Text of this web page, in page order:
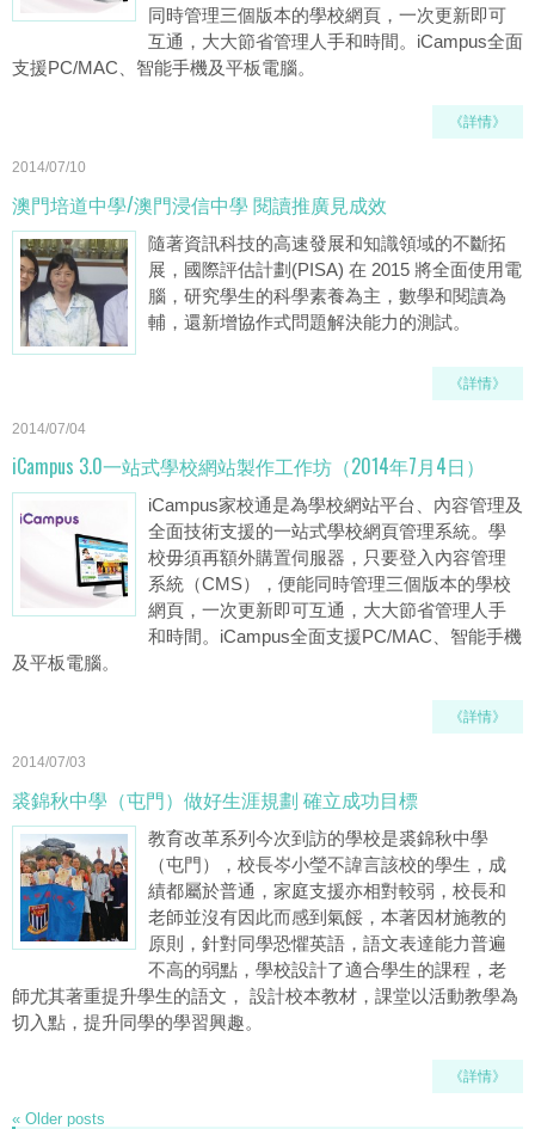
同時管理三個版本的學校網頁，一次更新即可
互通，大大節省管理人手和時間。iCampus全面
支援PC/MAC、智能手機及平板電腦。
《詳情》
2014/07/10
澳門培道中學/澳門浸信中學 閱讀推廣見成效
隨著資訊科技的高速發展和知識領域的不斷拓
展，國際評估計劃(PISA) 在 2015 將全面使用電
腦，研究學生的科學素養為主，數學和閱讀為
輔，還新增協作式問題解決能力的測試。
《詳情》
2014/07/04
iCampus 3.0一站式學校網站製作工作坊（2014年7月4日）
iCampus家校通是為學校網站平台、內容管理及
全面技術支援的一站式學校網頁管理系統。學
校毋須再額外購置伺服器，只要登入內容管理
系統（CMS），便能同時管理三個版本的學校
網頁，一次更新即可互通，大大節省管理人手
和時間。iCampus全面支援PC/MAC、智能手機
及平板電腦。
《詳情》
2014/07/03
裘錦秋中學（屯門）做好生涯規劃 確立成功目標
教育改革系列今次到訪的學校是裘錦秋中學
（屯門），校長岑小瑩不諱言該校的學生，成
績都屬於普通，家庭支援亦相對較弱，校長和
老師並沒有因此而感到氣餒，本著因材施教的
原則，針對同學恐懼英語，語文表達能力普遍
不高的弱點，學校設計了適合學生的課程，老
師尤其著重提升學生的語文， 設計校本教材，課堂以活動教學為
切入點，提升同學的學習興趣。
《詳情》
« Older posts